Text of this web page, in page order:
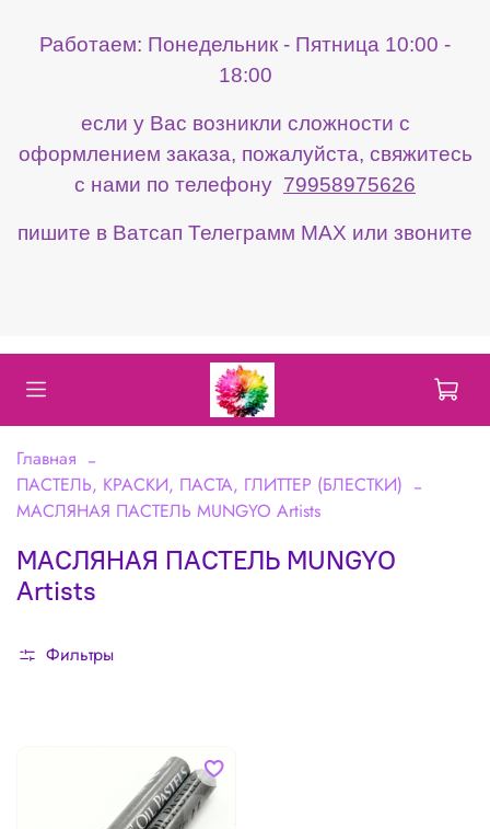
Работаем: Понедельник - Пятница 10:00 -
18:00
если у Вас возникли сложности с
оформлением заказа, пожалуйста, свяжитесь
с нами по телефону 79958975626
пишите в Ватсап Телеграмм МАХ или звоните
Главная
ПАСТЕЛЬ, КРАСКИ, ПАСТА, ГЛИТТЕР (БЛЕСТКИ)
МАСЛЯНАЯ ПАСТЕЛЬ MUNGYO Artists
МАСЛЯНАЯ ПАСТЕЛЬ MUNGYO
Artists
Фильтры